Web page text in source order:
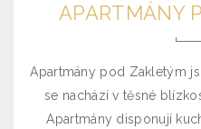
APARTMÁNY
Apartmány pod Zakletým
se nachází v těsné
Apartmány disponují